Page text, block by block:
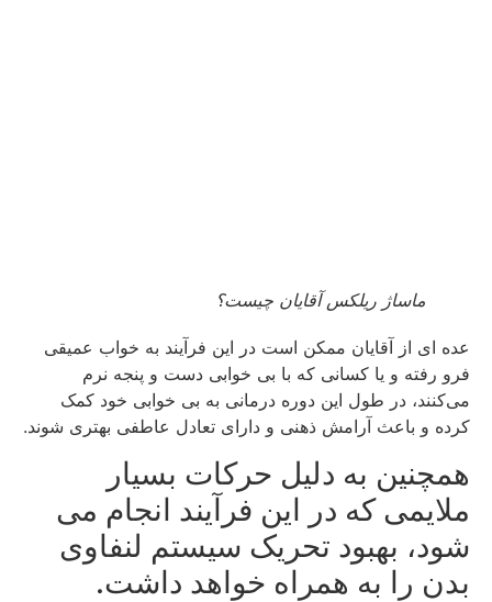
ماساژ ریلکس آقایان چیست؟
عده‌ ای از آقایان ممکن است در این فرآیند به خواب عمیقی
فرو رفته و یا کسانی که با بی‌ خوابی دست‌ و پنجه نرم
می‌کنند، در طول این دوره درمانی به بی خوابی خود کمک
کرده و باعث آرامش ذهنی و دارای تعادل عاطفی بهتری شوند.
همچنین به دلیل حرکات بسیار
ملایمی که در این فرآیند انجام می
شود، بهبود تحریک سیستم لنفاوی
بدن را به همراه خواهد داشت.